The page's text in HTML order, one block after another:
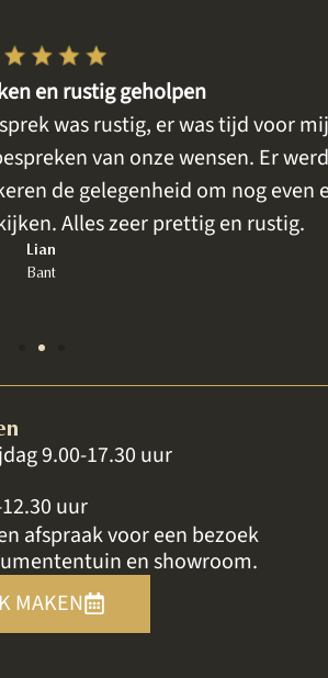
en rustig geholpen
was rustig, er was tijd voor
van onze wensen. Er
de gelegenheid om nog even
Alles zeer prettig en rustig.
Lian
Bant
9.00-17.30 uur
uur
afspraak voor een bezoek
en showroom.
MAKEN